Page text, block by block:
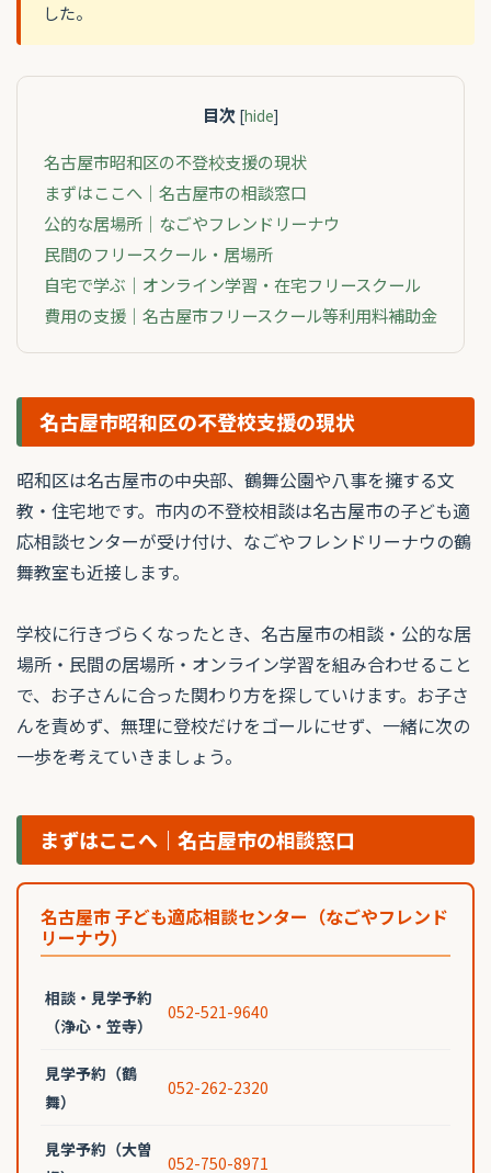
した。
目次 [hide]
名古屋市昭和区の不登校支援の現状
まずはここへ｜名古屋市の相談窓口
公的な居場所｜なごやフレンドリーナウ
民間のフリースクール・居場所
自宅で学ぶ｜オンライン学習・在宅フリースクール
費用の支援｜名古屋市フリースクール等利用料補助金
名古屋市昭和区の不登校支援の現状
昭和区は名古屋市の中央部、鶴舞公園や八事を擁する文
教・住宅地です。市内の不登校相談は名古屋市の子ども適
応相談センターが受け付け、なごやフレンドリーナウの鶴
舞教室も近接します。
学校に行きづらくなったとき、名古屋市の相談・公的な居
場所・民間の居場所・オンライン学習を組み合わせること
で、お子さんに合った関わり方を探していけます。お子さ
んを責めず、無理に登校だけをゴールにせず、一緒に次の
一歩を考えていきましょう。
まずはここへ｜名古屋市の相談窓口
名古屋市 子ども適応相談センター（なごやフレンド
リーナウ）
相談・見学予約
（浄心・笠寺）
052-521-9640
見学予約（鶴
舞）
052-262-2320
見学予約（大曽
052-750-8971